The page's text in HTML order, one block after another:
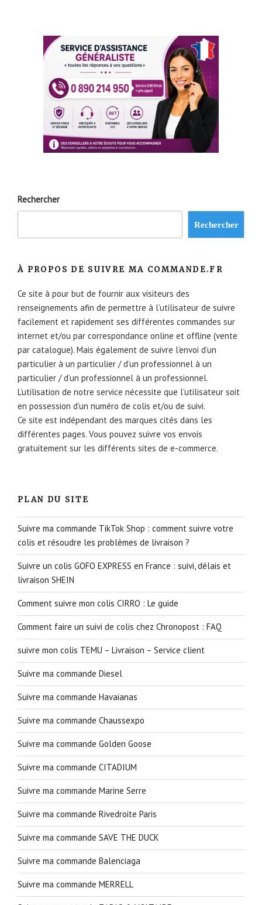
Rechercher
Rechercher
À PROPOS DE SUIVRE MA COMMANDE.FR
Ce site à pour but de fournir aux visiteurs des
renseignements afin de permettre à l’utilisateur de suivre
facilement et rapidement ses différentes commandes sur
internet et/ou par correspondance online et offline (vente
par catalogue). Mais également de suivre l’envoi d’un
particulier à un particulier / d’un professionnel à un
particulier / d’un professionnel à un professionnel.
L’utilisation de notre service nécessite que l’utilisateur soit
en possession d’un numéro de colis et/ou de suivi.
Ce site est indépendant des marques cités dans les
différentes pages. Vous pouvez suivre vos envois
gratuitement sur les différents sites de e-commerce.
PLAN DU SITE
Suivre ma commande TikTok Shop : comment suivre votre
colis et résoudre les problèmes de livraison ?
Suivre un colis GOFO EXPRESS en France : suivi, délais et
livraison SHEIN
Comment suivre mon colis CIRRO : Le guide
Comment faire un suivi de colis chez Chronopost : FAQ
suivre mon colis TEMU – Livraison – Service client
Suivre ma commande Diesel
Suivre ma commande Havaianas
Suivre ma commande Chaussexpo
Suivre ma commande Golden Goose
Suivre ma commande CITADIUM
Suivre ma commande Marine Serre
Suivre ma commande Rivedroite Paris
Suivre ma commande SAVE THE DUCK
Suivre ma commande Balenciaga
Suivre ma commande MERRELL